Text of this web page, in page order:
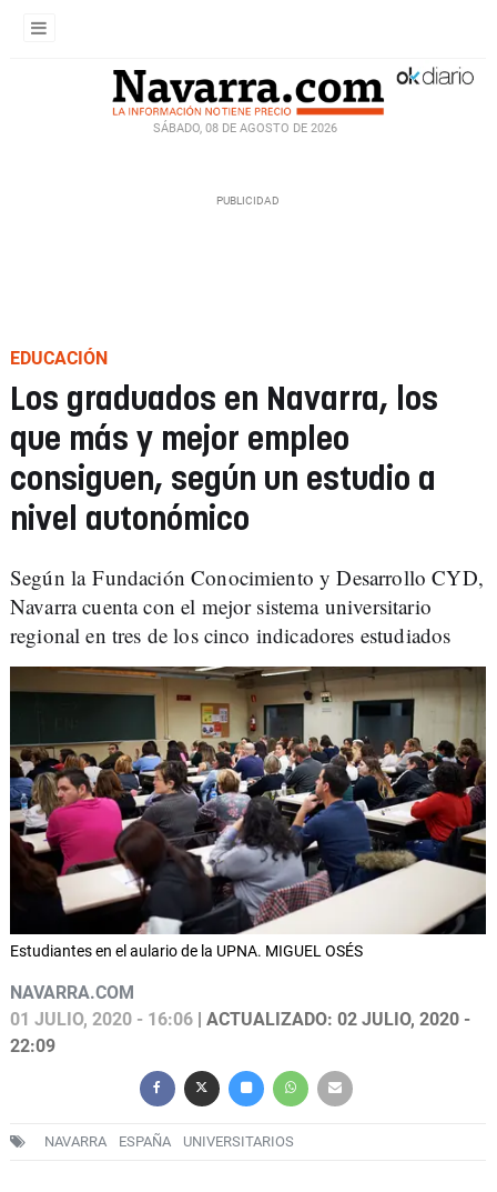
SÁBADO, 08 DE AGOSTO DE 2026
EDUCACIÓN
Los graduados en Navarra, los
que más y mejor empleo
consiguen, según un estudio a
nivel autonómico
Según la Fundación Conocimiento y Desarrollo CYD,
Navarra cuenta con el mejor sistema universitario
regional en tres de los cinco indicadores estudiados
Estudiantes en el aulario de la UPNA. MIGUEL OSÉS
NAVARRA.COM
01 JULIO, 2020 - 16:06 | ACTUALIZADO: 02 JULIO, 2020 -
22:09
NAVARRA ESPAÑA UNIVERSITARIOS